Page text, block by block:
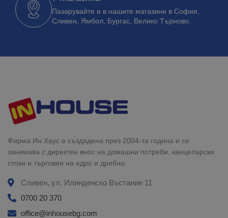
Пазарувайте и в нашите магазини в София,
Сливен, Ямбол, Бургас, Велико Търново.
Фирма Ин Хаус е създадена през 2004-та година и се
занимава с директен внос на домашни потреби, канцеларски
стоки и търговия на едро и дребно.
Сливен, ул. Илинденско Въстание 11
0700 20 370
office@inhousebg.com